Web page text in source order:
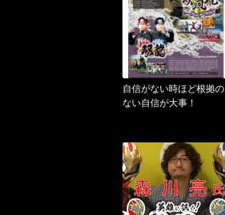
自信がない時ほど根拠の
ない自信が大事！